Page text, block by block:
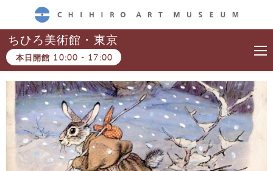
CHIHIRO ART MUSEUM
ちひろ美術館・東京
本日開館 10:00 - 17:00